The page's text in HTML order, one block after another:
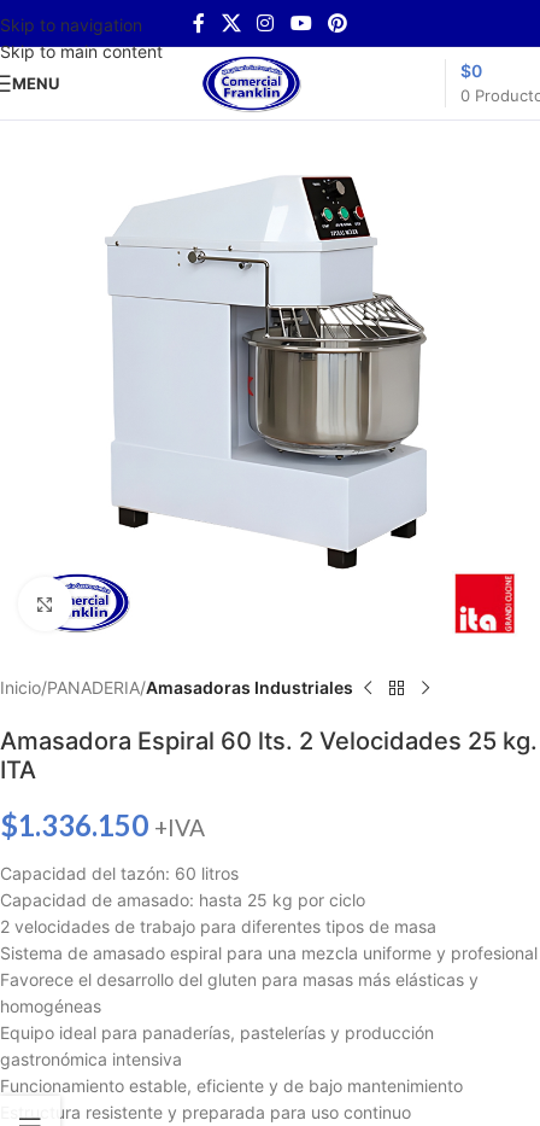
Skip to navigation
Skip to main content
MENU
0
$0
Haga clic para ampliar
Inicio PANADERIA Amasadoras Industriales
Amasadora Espiral 60 lts. 2 Velocidades 25 kg.
ITA
$1.336.150 +IVA
Capacidad del tazón: 60 litros
Capacidad de amasado: hasta 25 kg por ciclo
2 velocidades de trabajo para diferentes tipos de masa
Sistema de amasado espiral para una mezcla uniforme y profesional
Favorece el desarrollo del gluten para masas más elásticas y
homogéneas
Equipo ideal para panaderías, pastelerías y producción
gastronómica intensiva
Funcionamiento estable, eficiente y de bajo mantenimiento
Estructura resistente y preparada para uso continuo